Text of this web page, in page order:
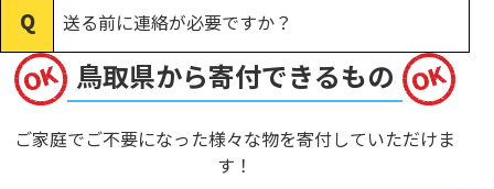
送る前に連絡が必要ですか？
鳥取県から寄付できるもの
ご家庭でご不要になった様々な物を寄付していただけま
す！